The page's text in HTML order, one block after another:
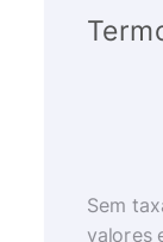
Sem
valores